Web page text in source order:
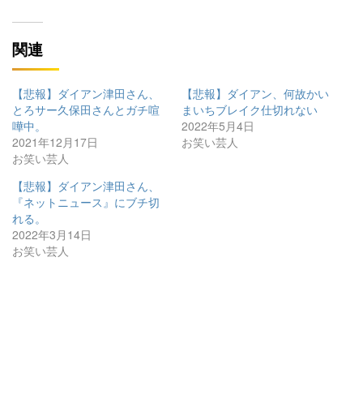
関連
【悲報】ダイアン津田さん、
とろサー久保田さんとガチ喧
嘩中。
2021年12月17日
お笑い芸人
【悲報】ダイアン、何故かい
まいちブレイク仕切れない
2022年5月4日
お笑い芸人
【悲報】ダイアン津田さん、
『ネットニュース』にブチ切
れる。
2022年3月14日
お笑い芸人